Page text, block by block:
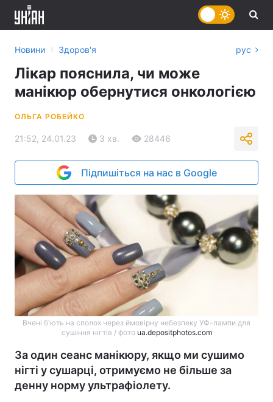
Новини › Здоров'я рус
Лікар пояснила, чи може
манікюр обернутися онкологією
ОЛЬГА РОБЕЙКО
21:52, 24.01.23 3 хв. 28446
Підпишіться на нас в Google
Вчені б'ють на сполох через ймовірну небезпеку УФ-лампи для
сушіння нігтів / фото ua.depositphotos.com
За один сеанс манікюру, якщо ми сушимо
нігті у сушарці, отримуємо не більше за
денну норму ультрафіолету.